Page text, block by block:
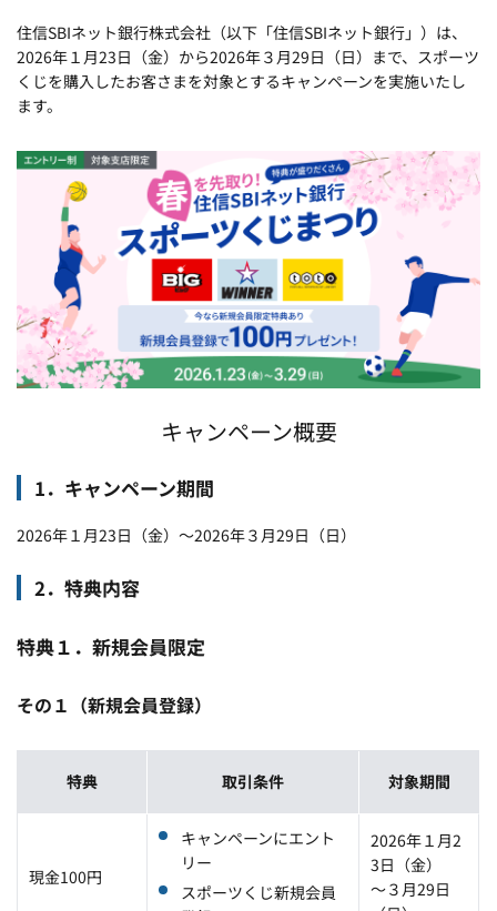
住信SBIネット銀行株式会社（以下「住信SBIネット銀行」）は、
2026年１月23日（金）から2026年３月29日（日）まで、スポーツ
くじを購入したお客さまを対象とするキャンペーンを実施いたし
ます。
キャンペーン概要
1．キャンペーン期間
2026年１月23日（金）～2026年３月29日（日）
2．特典内容
特典１．新規会員限定
その１（新規会員登録）
特典 取引条件 対象期間
現金100円
キャンペーンにエント
リー
スポーツくじ新規会員
2026年１月2
3日（金）
～３月29日